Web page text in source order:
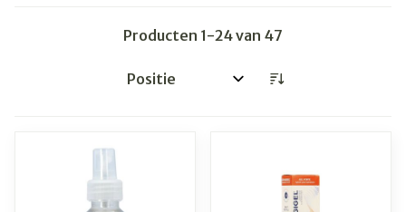
Producten 1-24van 47
Sorteer op: